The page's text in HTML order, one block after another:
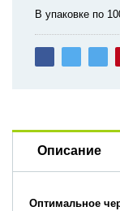
В упаковке по
Описание
Оптимальное